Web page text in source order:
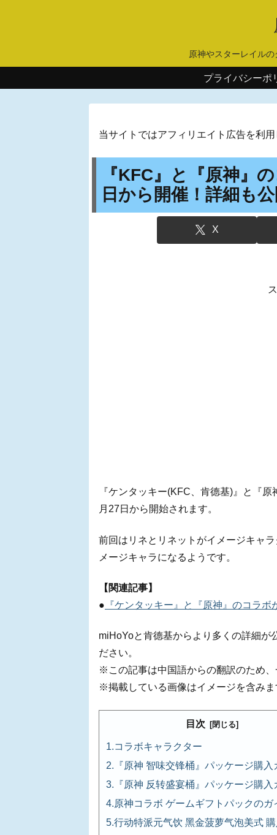
原神やスターレイル
プライバシーポ
当サイトではアフィリエイト広告を利用
『KFC』と『原神』
日から開催！詳細も
X
『ケンタッキー(KFC、肯德基)』と『
月27日から開始されます。
前回はリネとリネットがイメージキャ
メージキャラになるようです。
【関連記事】
● 『ケンタッキー』と『原神』のコラボ
miHoYoと肯德基からより多くの詳細が
ださい。
※この記事は中国語からの翻訳のため、
※掲載している画像はイメージを含みま
目次
コラボキャラクター
『原神 智味交锋桶』パッケージ購入
『原神 反转盛宴桶』パッケージ購入
原神コラボ ゲームギフトパックのガ
行动特派元气饮 黑金菠萝气泡美式